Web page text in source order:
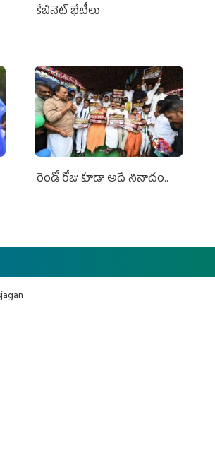
కేబినెట్‌ భేటీలు
రెండో రోజు కూడా అదే నినాదం..